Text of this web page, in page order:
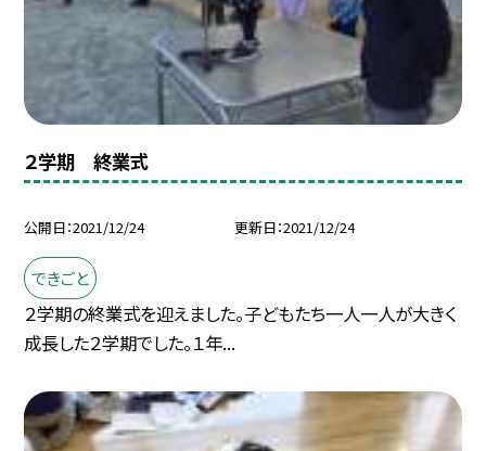
２学期 終業式
公開日 2021/12/24 更新日 2021/12/24
できごと
２学期の終業式を迎えました。子どもたち一人一人が大きく
成長した２学期でした。１年...